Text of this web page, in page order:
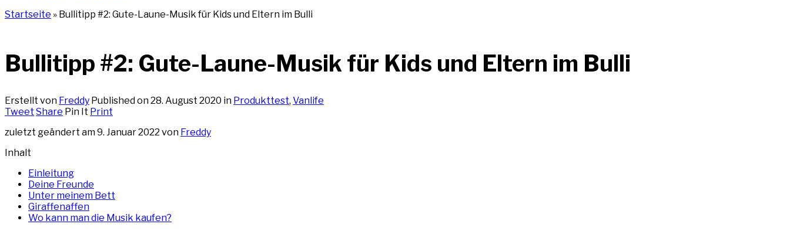
Startseite » Bullitipp #2: Gute-Laune-Musik für Kids und Eltern im Bulli
Bullitipp #2: Gute-Laune-Musik für Kids und Eltern im Bulli
Erstellt von Freddy Published on28. August 2020 in Produkttest, Vanlife
Tweet Share Pin It Print
zuletzt geändert am 9. Januar 2022 von Freddy
Inhalt
Einleitung
Deine Freunde
Unter meinem Bett
Giraffenaffen
Wo kann man die Musik kaufen?